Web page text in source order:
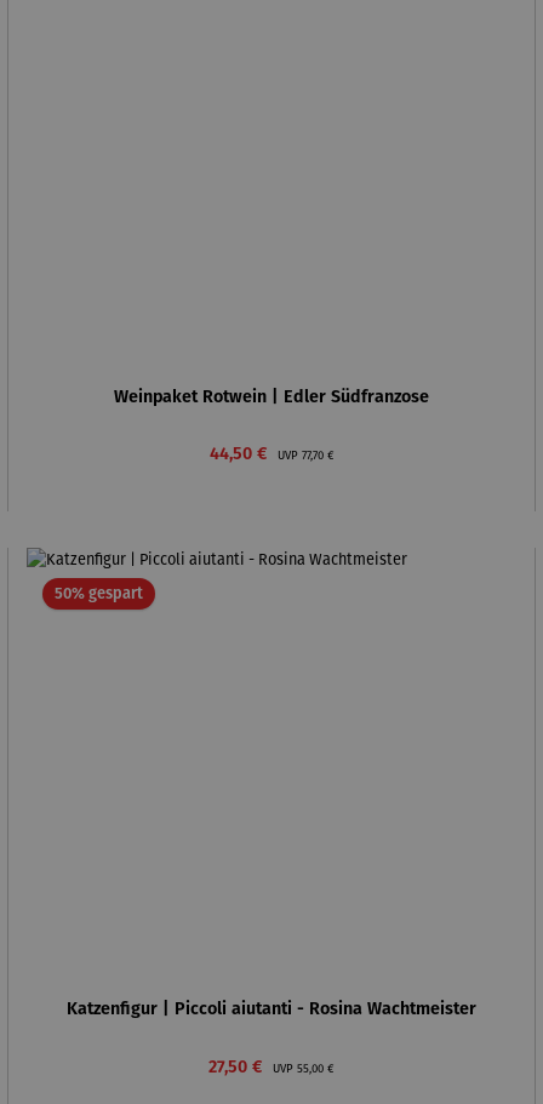
Weinpaket Rotwein | Edler Südfranzose
Verkaufspreis:
44,50 € UVP Regulärer Preis:
77,70 €
50% gespartRabatt
Katzenfigur | Piccoli aiutanti - Rosina Wachtmeister
Verkaufspreis:
27,50 € UVP Regulärer Preis:
55,00 €